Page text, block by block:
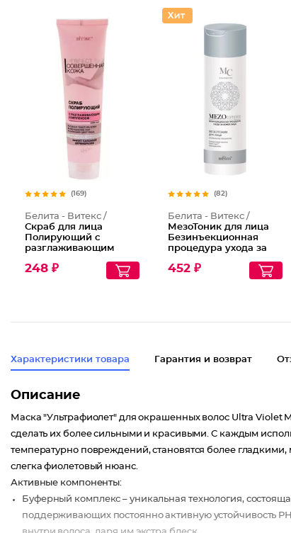
(169)
Белита - Витекс /
Скраб для лица
Полирующий c
разглаживающим
248 ₽
(82)
Белита - Витекс /
МезоТоник для лица
Безинъекционная
процедура ухода за
452 ₽
Характеристики товара Гарантия и возврат
Описание
Маска "Ультрафиолет" для окрашенных волос Ultra Violet
сделать их более сильными и красивыми. С каждым
температурно повреждений, становятся более
слегка фиолетовый нюанс.
Активные компоненты:
Буферный комплекс – уникальная технология,
поддерживающих постоянно активную устойчивость